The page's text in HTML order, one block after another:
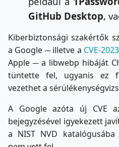
GitHub Desktop,
Kiberbiztonsági szakértők
a Google ─ illetve a CVE-
Apple ─ a libwebp hibáját
tüntette fel, ugyanis ez
vezethet a
A Google azóta új CVE
bejegyzésével igyekezett
a NIST NVD katalógusába